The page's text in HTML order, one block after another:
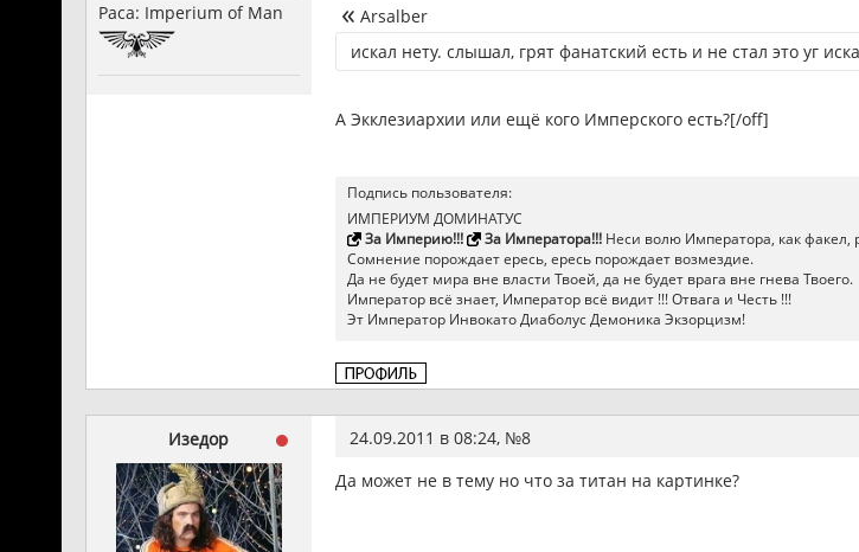
Раса: Imperium of Man
Arsalber
искал нету. слышал, грят фанатский есть и не стал это уг
А Экклезиархии или ещё кого Имперского есть?[/off]
Подпись пользователя:
ИМПЕРИУМ ДОМИНАТУС
За Империю!!!
За Императора!!!Неси волю Императора, как факел,
Сомнение порождает ересь, ересь порождает возмездие.
Да не будет мира вне власти Твоей, да не будет врага вне гнева Твоего.
Император всё знает, Император всё видит !!! Отвага и Честь !!!
Эт Император Инвокато Диаболус Демоника Экзорцизм!
Изедор 24.09.2011 в 08:24, №8
Да может не в тему но что за титан на картинке?